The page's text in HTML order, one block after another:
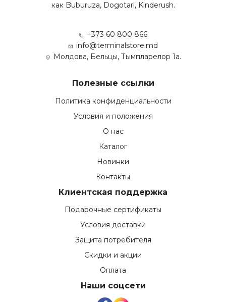
как Buburuza, Dogotari, Kinderush.
+373 60 800 866
info@terminalstore.md
Молдова, Бельцы, Тымпларелор 1а.
Полезные ссылки
Политика конфиденциальности
Условия и положения
О нас
Каталог
Новинки
Контакты
Клиентская поддержка
Подарочные сертификаты
Условия доставки
Защита потребителя
Скидки и акции
Оплата
Наши соцсети